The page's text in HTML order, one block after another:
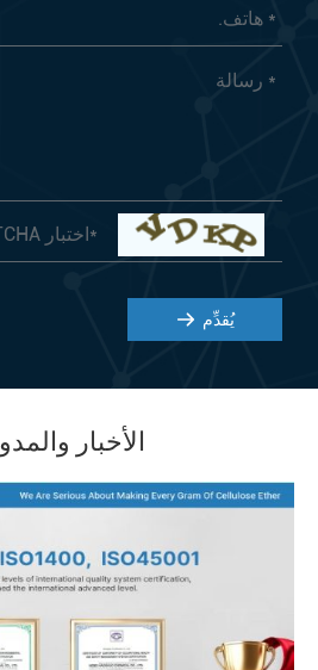
يُقدِّم
الأخبار